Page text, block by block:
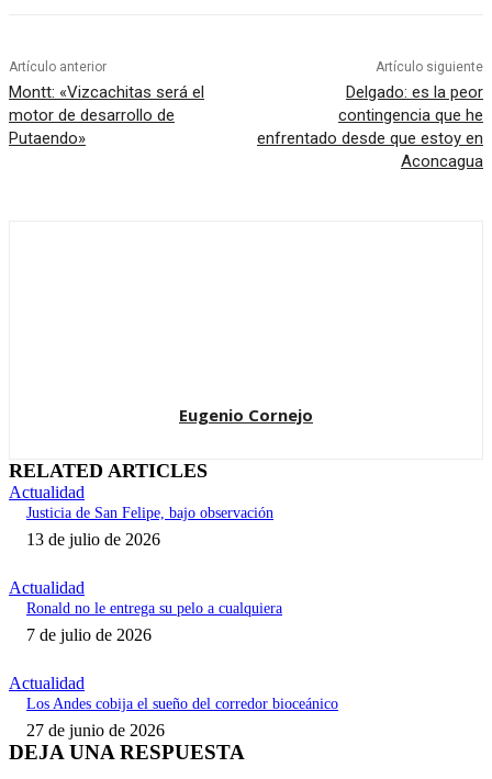
Artículo anterior
Montt: «Vizcachitas será el
motor de desarrollo de
Putaendo»
Artículo siguiente
Delgado: es la peor
contingencia que he
enfrentado desde que estoy en
Aconcagua
Eugenio Cornejo
RELATED ARTICLES
Actualidad
Justicia de San Felipe, bajo observación
13 de julio de 2026
Actualidad
Ronald no le entrega su pelo a cualquiera
7 de julio de 2026
Actualidad
Los Andes cobija el sueño del corredor bioceánico
27 de junio de 2026
DEJA UNA RESPUESTA